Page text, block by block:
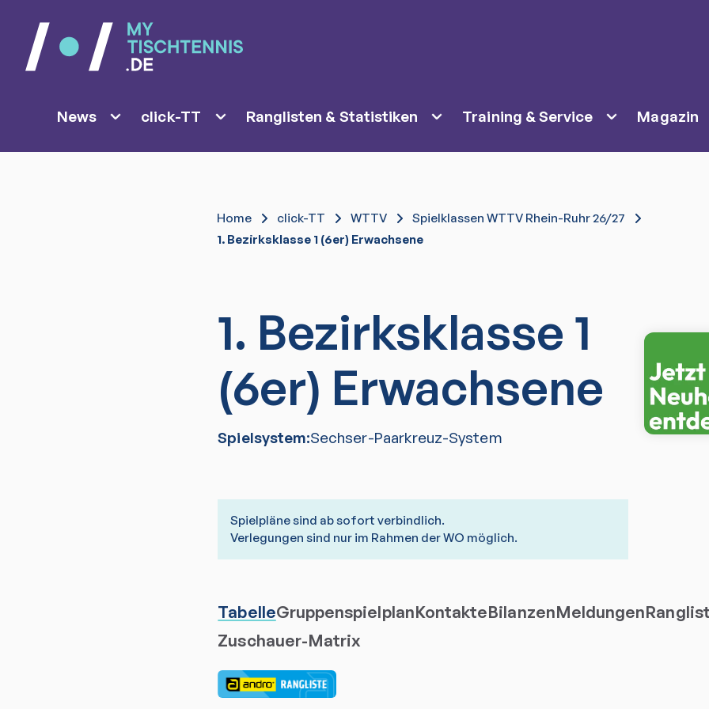
News click-TT Ranglisten & Statistiken Training & Service Magazin
Home click-TT WTTV
Spielklassen WTTV Rhein-Ruhr 26/27
1. Bezirksklasse 1 (6er) Erwachsene
1. Bezirksklasse 1
(6er) Erwachsene
Spielsystem:Sechser-Paarkreuz-System
Spielpläne sind ab sofort verbindlich.
Verlegungen sind nur im Rahmen der WO möglich.
TabelleGruppenspielplanKontakteBilanzenMeldungen
Zuschauer-Matrix